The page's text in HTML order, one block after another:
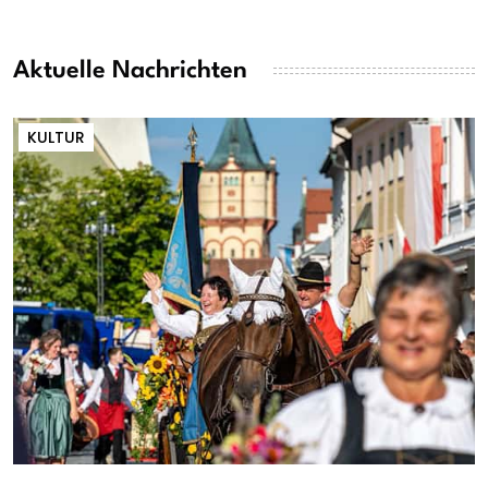
Aktuelle Nachrichten
KULTUR